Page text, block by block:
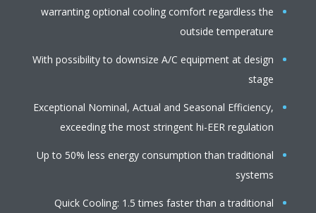
warranting optional cooling comfort regardless the
outside temperature
With possibility to downsize A/C equipment at design
Exceptional Nominal, Actual and Seasonal Efficiency,
exceeding the most stringent hi-EER regulation
Up to 50% less energy consumption than traditional
systems
Quick Cooling: 1.5 times faster than a traditional